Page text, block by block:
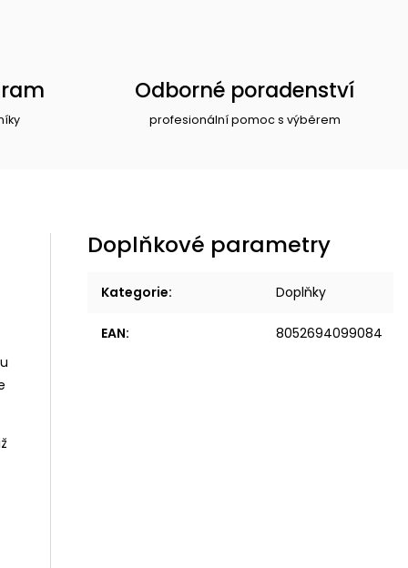
Odborné poradenství
profesionální pomoc s výběrem
Doplňkové parametry
Kategorie: Doplňky
EAN: 8052694099084